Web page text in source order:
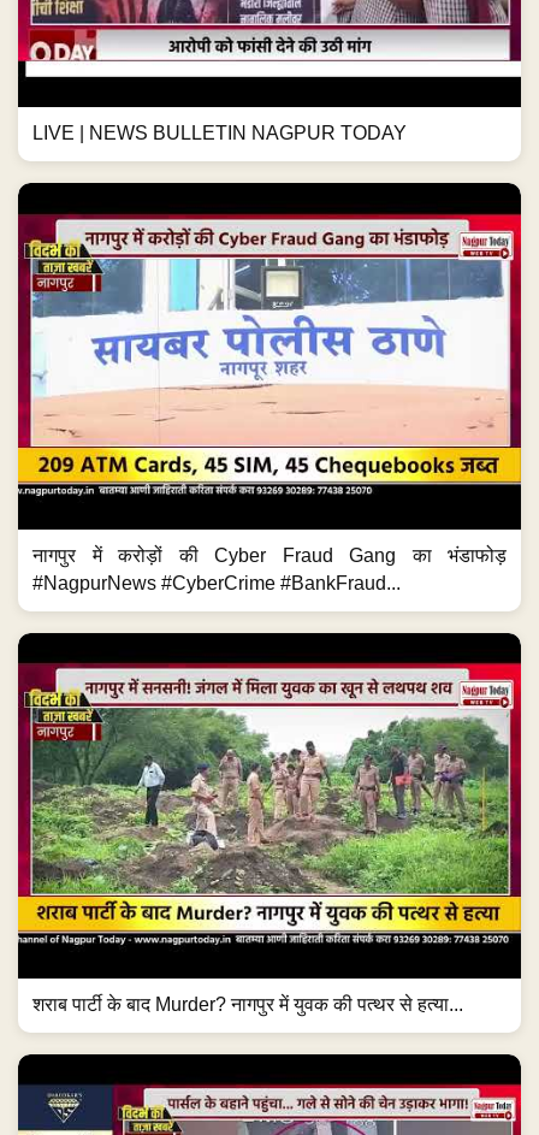
LIVE | NEWS BULLETIN NAGPUR TODAY
नागपुर में करोड़ों की Cyber Fraud Gang का भंडाफोड़
#NagpurNews #CyberCrime #BankFraud...
शराब पार्टी के बाद Murder? नागपुर में युवक की पत्थर से हत्या...